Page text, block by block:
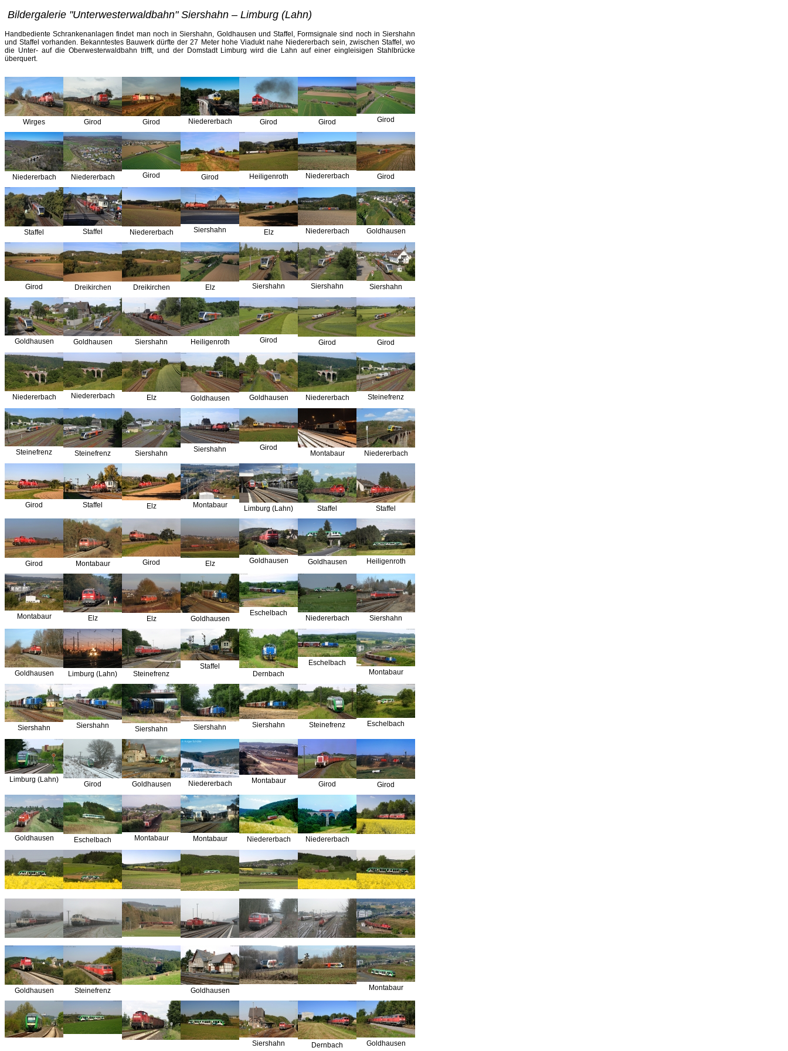
Bildergalerie "Unterwesterwaldbahn" Siershahn – Limburg (Lahn)
Handbediente Schrankenanlagen findet man noch in Siershahn, Goldhausen und Staffel, Formsignale sind noch in Siershahn
und Staffel vorhanden. Bekanntestes Bauwerk dürfte der 27 Meter hohe Viadukt nahe Niedererbach sein, zwischen Staffel, wo
die Unter- auf die Oberwesterwaldbahn trifft, und der Domstadt Limburg wird die Lahn auf einer eingleisigen Stahlbrücke
überquert.
Wirges Girod Girod Niedererbach Girod Girod Girod
Niedererbach Niedererbach Girod Girod Heiligenroth Niedererbach Girod
Staffel Staffel Niedererbach Siershahn Elz Niedererbach Goldhausen
Girod Dreikirchen Dreikirchen Elz Siershahn Siershahn Siershahn
Goldhausen Goldhausen Siershahn Heiligenroth Girod Girod Girod
Niedererbach Niedererbach Elz Goldhausen Goldhausen Niedererbach Steinefrenz
Steinefrenz Steinefrenz Siershahn Siershahn Girod
Montabaur Niedererbach
Girod Staffel Elz Montabaur Limburg (Lahn) Staffel Staffel
Girod Montabaur Girod Elz Goldhausen Goldhausen Heiligenroth
Montabaur Elz Elz Goldhausen
Eschelbach
Niedererbach Siershahn
Goldhausen Limburg (Lahn) Steinefrenz
Staffel
Dernbach
Eschelbach
Montabaur
Siershahn Siershahn Siershahn Siershahn Siershahn Steinefrenz Eschelbach
Limburg (Lahn)
Girod Goldhausen Niedererbach Montabaur Girod Girod
Goldhausen Eschelbach Montabaur Montabaur Niedererbach Niedererbach
Goldhausen Steinefrenz Goldhausen Montabaur
Siershahn Dernbach Goldhausen